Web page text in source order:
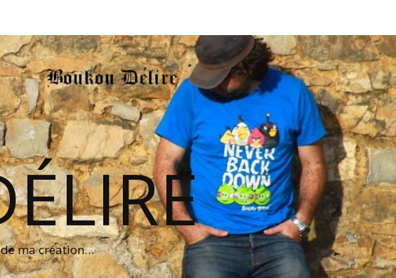
de ma création…